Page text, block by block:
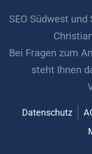
SEO Südwest
Bei Fragen zum
steht Ihnen
Datenschutz